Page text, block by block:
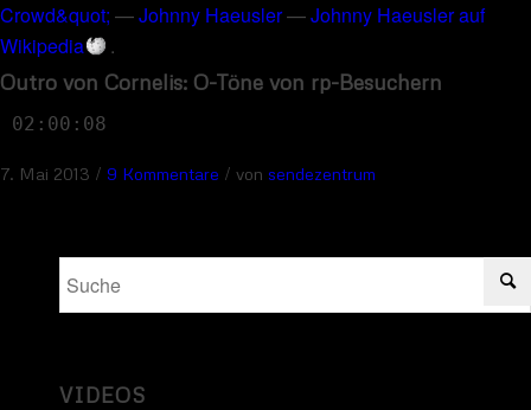
Crowd&quot; —Johnny Haeusler—Johnny Haeusler auf
Wikipedia
.
Outro von Cornelis: O-Töne von rp-Besuchern
02:00:08
7. Mai 2013 / 9 Kommentare / von sendezentrum
VIDEOS